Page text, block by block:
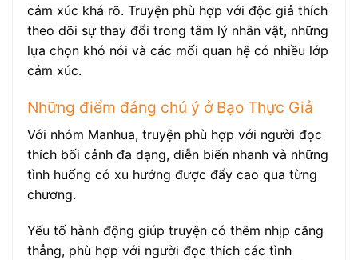
cảm xúc khá rõ. Truyện phù hợp với độc giả thích
theo dõi sự thay đổi trong tâm lý nhân vật, những
lựa chọn khó nói và các mối quan hệ có nhiều lớp
cảm xúc.
Những điểm đáng chú ý ở Bạo Thực Giả
Với nhóm Manhua, truyện phù hợp với người đọc
thích bối cảnh đa dạng, diễn biến nhanh và những
tình huống có xu hướng được đẩy cao qua từng
chương.
Yếu tố hành động giúp truyện có thêm nhịp căng
thẳng, phù hợp với người đọc thích các tình